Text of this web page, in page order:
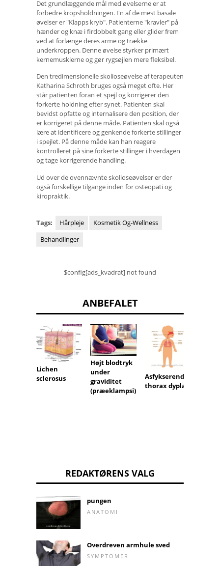
Det grundlæggende mål med øvelserne er at
forbedre kropsholdningen. En af de mest basale
øvelser er "Klapps kryb". Patienterne "kravler" på
hænder og knæ i firdobbelt gang eller glider frem
ved at forlænge deres arme og trække
underkroppen. Denne øvelse styrker primært
kernemusklerne og gør rygsøjlen mere fleksibel.
Den tredimensionelle skolioseøvelse af terapeuten
Katharina Schroth bruges også meget ofte. Her
står patienten foran et spejl og korrigerer den
forkerte holdning efter synet. Patienten skal
bevidst opfatte og internalisere den position, der
er korrigeret på denne måde. Patienten skal også
lære at identificere og genkende forkerte stillinger
i spejlet. På denne måde kan han reagere
kontrolleret på sine forkerte stillinger i hverdagen
og tage korrigerende handling.
Ud over de ovennævnte skolioseøvelser er der
også forskellige tilgange inden for osteopati og
kiropraktik.
Tags: Hårpleje
Kosmetik Og-Wellness
Behandlinger
$config[ads_kvadrat] not found
ANBEFALET
Lichen
sclerosus
Højt blodtryk
under
graviditet
(præeklampsi)
Asfykserende
thorax dyplasi
REDAKTØRENS VALG
pungen
ANATOMI
Overdreven armhule sved
SYMPTOMER